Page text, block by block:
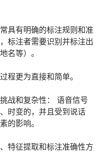
具有明确的标注规则和准
标注者需要识别并标注出
名等）。
程更为直接和简单。
战和复杂性： 语音信号
时变的，并且受到说话
的影响。
特征提取和标注准确性方